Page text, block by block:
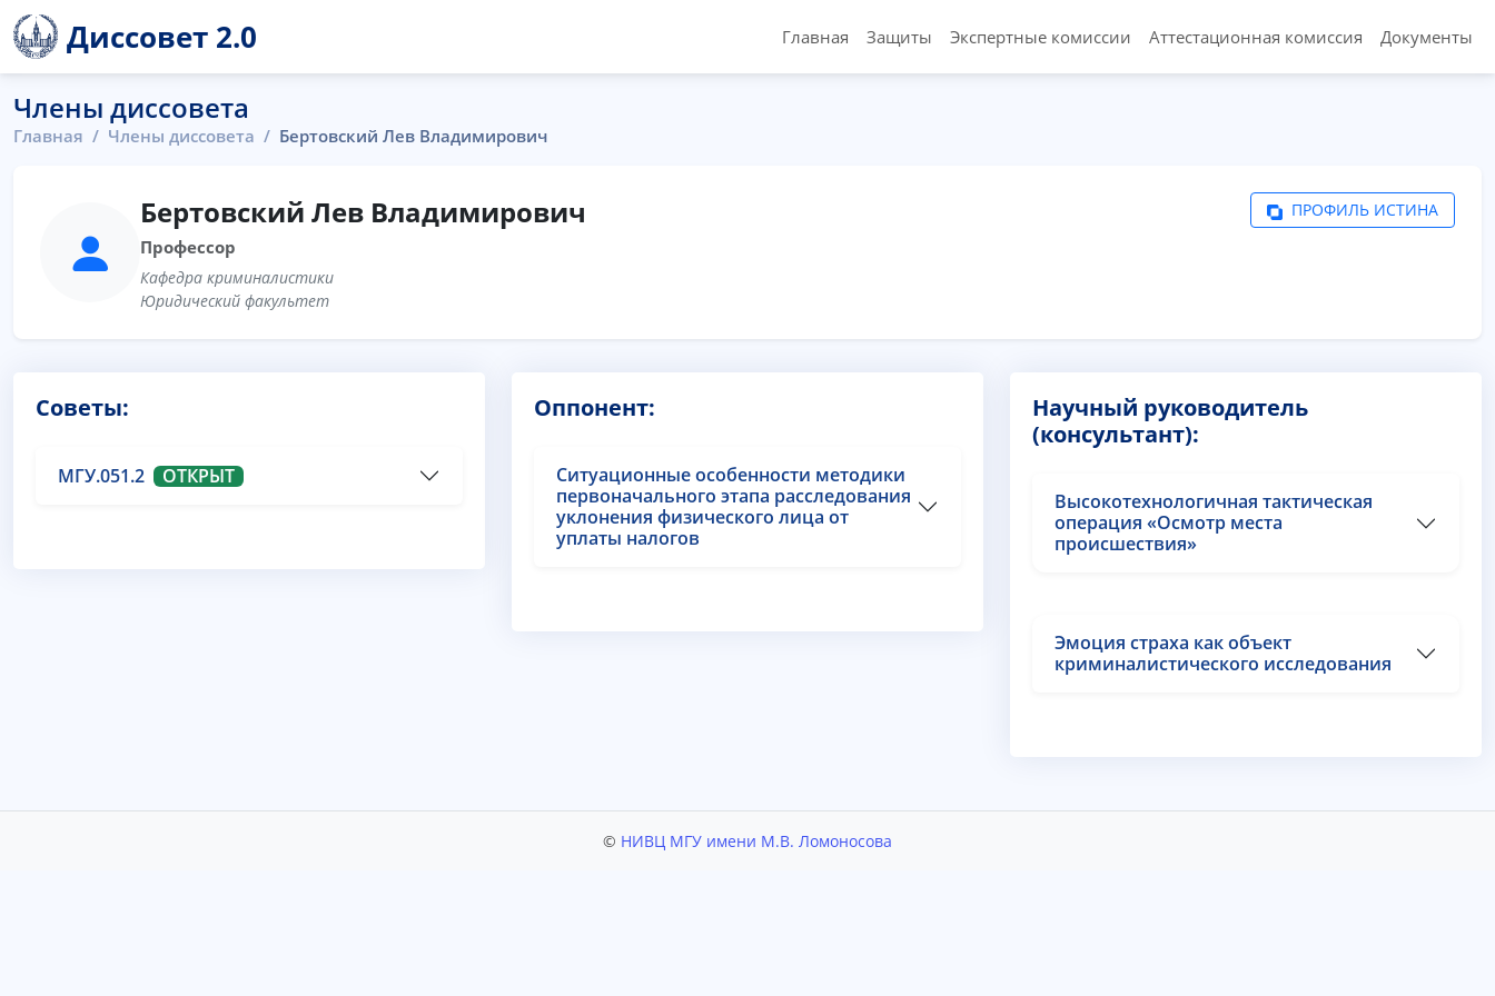
Диссовет 2.0 Главная Защиты Экспертные комиссии Аттестационная комиссия Документы
Члены диссовета
Главная Члены диссовета Бертовский Лев Владимирович
Бертовский Лев Владимирович
Профессор
Кафедра криминалистики
Юридический факультет
ПРОФИЛЬ ИСТИНА
Советы:
МГУ.051.2 ОТКРЫТ
Оппонент:
Ситуационные особенности методики
первоначального этапа расследования
уклонения физического лица от
уплаты налогов
Научный руководитель
(консультант):
Высокотехнологичная тактическая
операция «Осмотр места
происшествия»
Эмоция страха как объект
криминалистического исследования
© НИВЦ МГУ имени М.В. Ломоносова